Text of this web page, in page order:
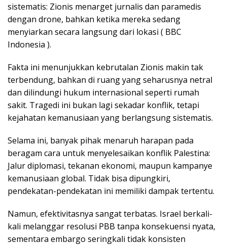
sistematis: Zionis menarget jurnalis dan paramedis
dengan drone, bahkan ketika mereka sedang
menyiarkan secara langsung dari lokasi ( BBC
Indonesia ).
Fakta ini menunjukkan kebrutalan Zionis makin tak
terbendung, bahkan di ruang yang seharusnya netral
dan dilindungi hukum internasional seperti rumah
sakit. Tragedi ini bukan lagi sekadar konflik, tetapi
kejahatan kemanusiaan yang berlangsung sistematis.
Selama ini, banyak pihak menaruh harapan pada
beragam cara untuk menyelesaikan konflik Palestina:
Jalur diplomasi, tekanan ekonomi, maupun kampanye
kemanusiaan global. Tidak bisa dipungkiri,
pendekatan-pendekatan ini memiliki dampak tertentu.
Namun, efektivitasnya sangat terbatas. Israel berkali-
kali melanggar resolusi PBB tanpa konsekuensi nyata,
sementara embargo seringkali tidak konsisten